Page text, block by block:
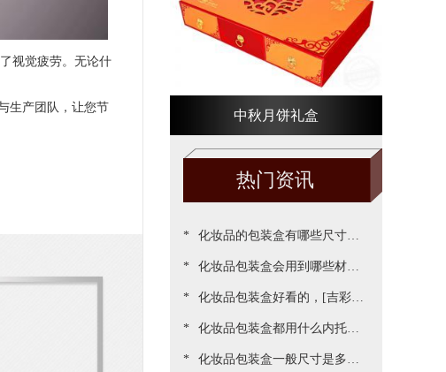
视觉疲劳。无论什
生产团队，让您节
中秋月饼礼盒
热门资讯
* 化妆品的包装盒有哪些尺寸，
包装尺寸需要怎么设定呢[吉彩
四方]
* 化妆品包装盒会用到哪些材
质？[吉彩四方]为您一一罗列
出来
* 化妆品包装盒好看的，[吉彩四
方]为客户做出各种好看包装案
例
* 化妆品包装盒都用什么内托，
[吉彩四方]常见的有三种材质
* 化妆品包装盒一般尺寸是多